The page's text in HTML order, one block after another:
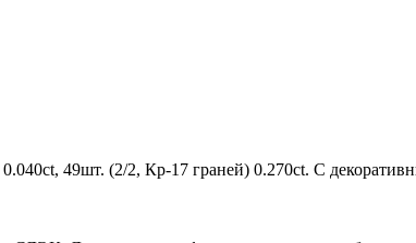
49шт. (2/2, Кр-17 граней) 0.270ct. С